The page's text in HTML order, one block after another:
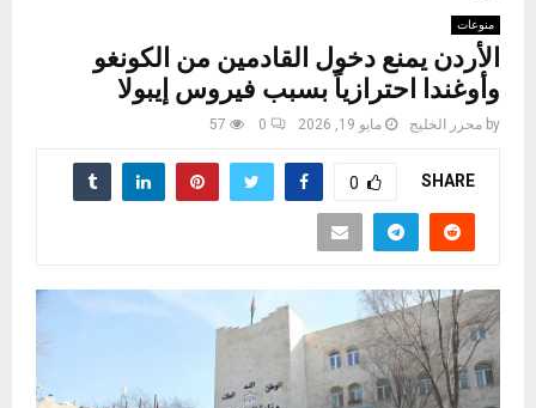
منوعات
الأردن يمنع دخول القادمين من الكونغو
وأوغندا احترازياً بسبب فيروس إيبولا
by محرر الخليج مايو 19, 2026 0
57
SHARE
0